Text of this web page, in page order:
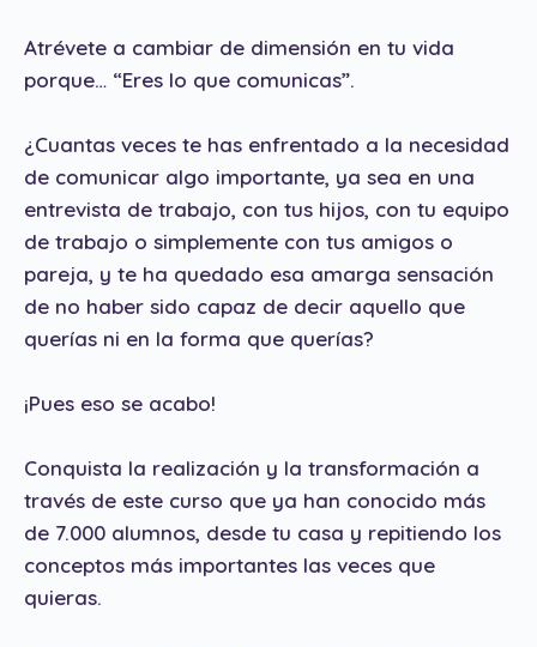
Atrévete a cambiar de dimensión en tu vida
porque… “Eres lo que comunicas”.
¿Cuantas veces te has enfrentado a la necesidad
de comunicar algo importante, ya sea en una
entrevista de trabajo, con tus hijos, con tu equipo
de trabajo o simplemente con tus amigos o
pareja, y te ha quedado esa amarga sensación
de no haber sido capaz de decir aquello que
querías ni en la forma que querías?
¡Pues eso se acabo!
Conquista la realización y la transformación a
través de este curso que ya han conocido más
de 7.000 alumnos, desde tu casa y repitiendo los
conceptos más importantes las veces que
quieras.